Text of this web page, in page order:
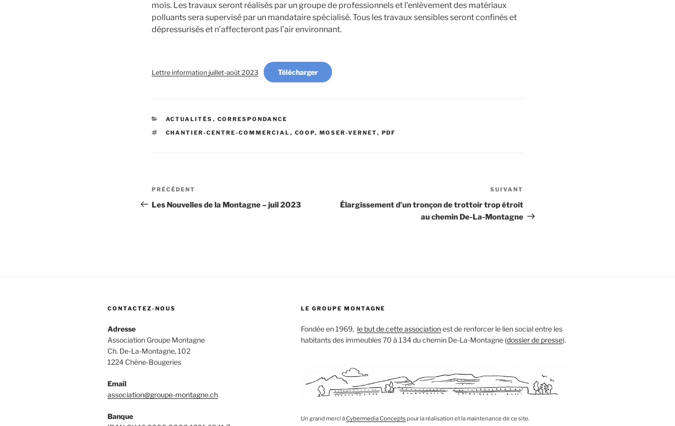
mois. Les travaux seront réalisés par un groupe de professionnels et l’enlèvement des matériaux
polluants sera supervisé par un mandataire spécialisé. Tous les travaux sensibles seront confinés et
dépressurisés et n’affecteront pas l’air environnant.
Lettre information juillet-août 2023 Télécharger
CATÉGORIES
ACTUALITÉS , CORRESPONDANCE
ÉTIQUETTES
CHANTIER-CENTRE-COMMERCIAL , COOP, MOSER-VERNET, PDF
Navigation
de
Article
précédent
PRÉCÉDENT
Les Nouvelles de la Montagne – juil 2023
suivant
SUIVANT
Élargissement d’un tronçon de trottoir trop étroit
au chemin De-La-Montagne
CONTACTEZ-NOUS
Adresse
Association Groupe Montagne
Ch. De-La-Montagne, 102
1224 Chêne-Bougeries
Email
association@groupe-montagne.ch
Banque
LE GROUPE MONTAGNE
Fondée en 1969, le but de cette associationest de renforcer le lien social entre les
habitants des immeubles 70 à 134 du chemin De-La-Montagne (dossier de presse).
Un grand merci àCybermedia Conceptspour la réalisation et la maintenance de ce site.